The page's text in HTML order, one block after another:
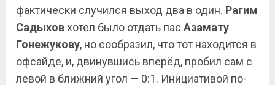
фактически случился выход два в один. Рагим
Садыховхотел было отдать пас Азамату
Гонежукову, но сообразил, что тот находится в
офсайде, и, двинувшись вперёд, пробил сам с
левой в ближний угол — 0:1. Инициативой по-